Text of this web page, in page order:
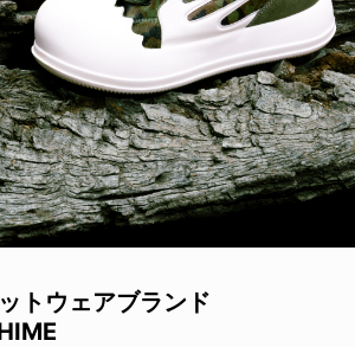
トウェアブランド